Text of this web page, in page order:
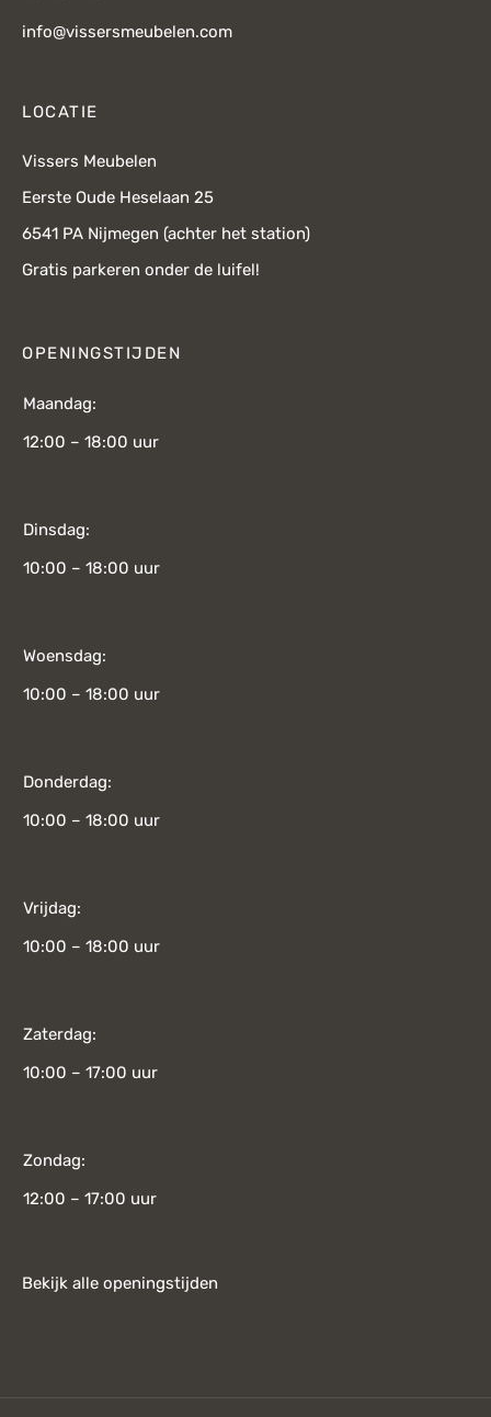
info@vissersmeubelen.com
LOCATIE
Vissers Meubelen
Eerste Oude Heselaan 25
6541 PA Nijmegen (achter het station)
Gratis parkeren onder de luifel!
OPENINGSTIJDEN
Maandag:
12:00 – 18:00 uur
Dinsdag:
10:00 – 18:00 uur
Woensdag:
10:00 – 18:00 uur
Donderdag:
10:00 – 18:00 uur
Vrijdag:
10:00 – 18:00 uur
Zaterdag:
10:00 – 17:00 uur
Zondag:
12:00 – 17:00 uur
Bekijk alle openingstijden